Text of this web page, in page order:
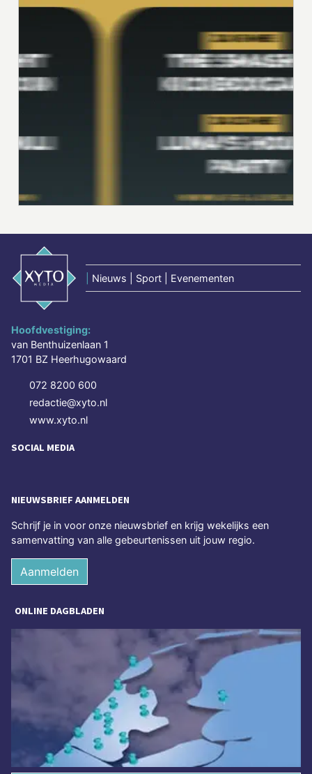
Nieuws | Sport | Evenementen
Hoofdvestiging:
van Benthuizenlaan 1
1701 BZ Heerhugowaard
072 8200 600
redactie@xyto.nl
www.xyto.nl
SOCIAL MEDIA
NIEUWSBRIEF AANMELDEN
Schrijf je in voor onze nieuwsbrief en krijg wekelijks een
samenvatting van alle gebeurtenissen uit jouw regio.
Aanmelden
ONLINE DAGBLADEN